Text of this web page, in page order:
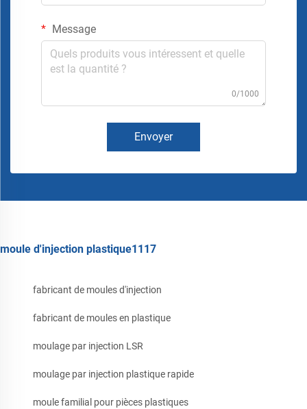
Message
0/1000
Envoyer
moule d'injection plastique1117
fabricant de moules d'injection
fabricant de moules en plastique
moulage par injection LSR
moulage par injection plastique rapide
moule familial pour pièces plastiques